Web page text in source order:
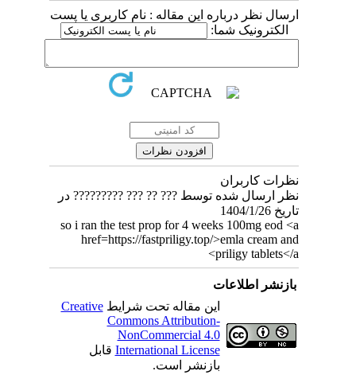
ارسال نظر درباره این مقاله : نام کاربری یا پست
الکترونیک شما:
نظرات کاربران
نظر ارسال شده توسط ??? ?? ??? ????????? در
تاریخ 1404/1/26
so i ran the test prop for 4 weeks 100mg eod <a
href=https://fastpriligy.top/>emla cream and
priligy tablets</a>
بازنشر اطلاعات
این مقاله تحت شرایطCreative
Commons Attribution-
NonCommercial 4.0
International Licenseقابل
بازنشر است.